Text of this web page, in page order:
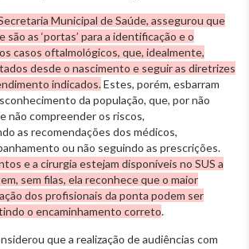
Municipal de Saúde, assegurou que
as ‘portas’ para a identificação e o
casos oftalmológicos, que, idealmente,
desde o nascimento e seguir as diretrizes
indicados.Estes, porém, esbarram
da população, que, por não
não compreender os riscos,
as recomendações dos médicos,
ou não seguindo as prescrições.
e a cirurgia estejam disponíveis no SUS a
sem filas, ela reconhece que o maior
dos profisionais da ponta podem ser
o encaminhamento correto.
que a realização de audiências com